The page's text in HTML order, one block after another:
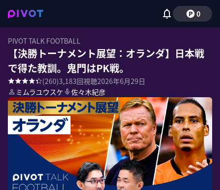
0
PIVOT TALK FOOTBALL
【決勝トーナメント展望：オランダ】日本戦
で得た教訓。鬼門はPK戦。
(260)3,183回視聴2026年6月29日
ミムラユウスケ
佐々木紀彦